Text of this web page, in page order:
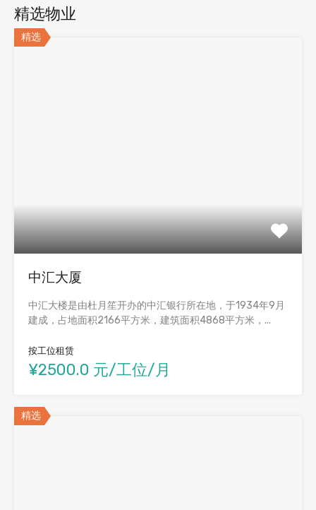
精选物业
精选
中汇大厦
中汇大楼是由杜月笙开办的中汇银行所在地，于1934年9月
建成，占地面积2166平方米，建筑面积4868平方米，...
按工位租赁
¥2500.0 元/工位/月
精选